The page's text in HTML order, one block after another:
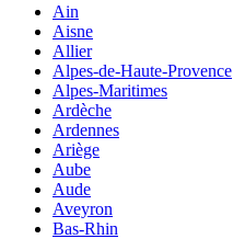
Ain
Aisne
Allier
Alpes-de-Haute-Provence
Alpes-Maritimes
Ardèche
Ardennes
Ariège
Aube
Aude
Aveyron
Bas-Rhin